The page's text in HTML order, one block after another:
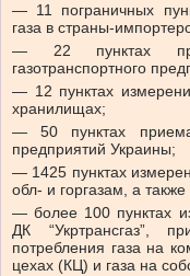
— 11 пограничных
газа в страны-
— 22 пунктах
газотранспортного
— 12 пунктах
хранилищах;
— 50 пунктах
предприятий Украины;
— 1425 пунктах
обл- и горгазам, а
— более 100 пунктах
ДК “Укртрансгаз”,
потребления газа на
цехах (КЦ) и газа на